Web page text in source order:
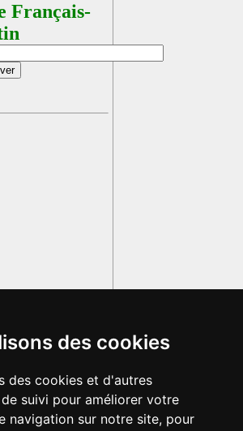
des cookies
des cookies et d'autres
suivi pour améliorer votre
navigation sur notre site, pour
Français-